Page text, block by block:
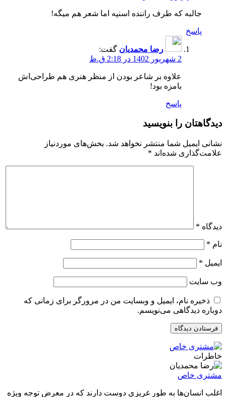
جالبه که طرف راننده اسنپه اما شعر هم میگه!
پاسخ
رضا محمدیان گفت:
2 شهریور 1402 در 2:18 ق.ظ
علاوه بر شاعر بودن از منظر هنری هم طراحی‌اش
بامزه بود!
پاسخ
دیدگاهتان را بنویسید
نشانی ایمیل شما منتشر نخواهد شد. بخش‌های موردنیاز
علامت‌گذاری شده‌اند *
دیدگاه *
نام *
ایمیل *
وب‌ سایت
ذخیره نام، ایمیل و وبسایت من در مرورگر برای زمانی که
دوباره دیدگاهی می‌نویسم.
خاطرات
مشتری خاص
اغلب انسان‌ها به طور غریزی دوست دارند که در معرض توجه ویژه